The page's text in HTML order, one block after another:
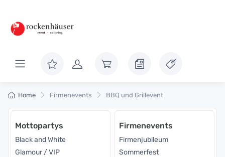
Home Firmenevents BBQ und Grillevent
Mottopartys
Black and White
Glamour / VIP
Firmenevents
Firmenjubileum
Sommerfest